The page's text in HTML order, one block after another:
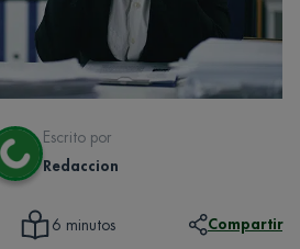
Escrito por
Redaccion
6 minutos Compartir